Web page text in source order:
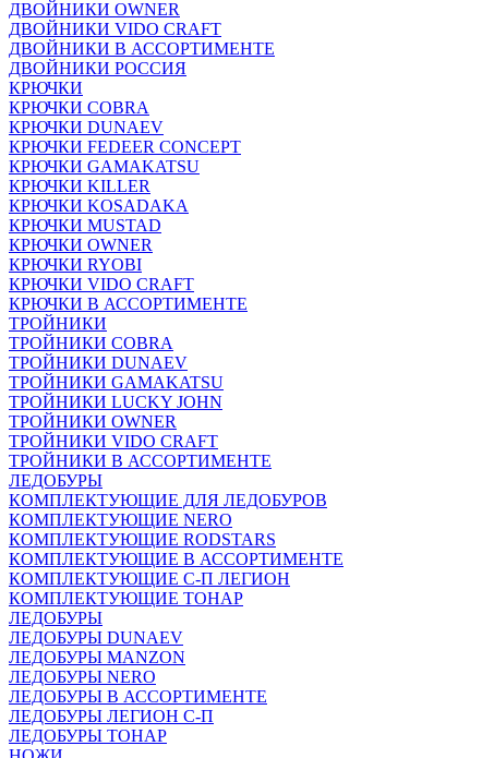
ДВОЙНИКИ OWNER
ДВОЙНИКИ VIDO CRAFT
ДВОЙНИКИ В АССОРТИМЕНТЕ
ДВОЙНИКИ РОССИЯ
КРЮЧКИ
КРЮЧКИ COBRA
КРЮЧКИ DUNAEV
КРЮЧКИ FEDEER CONCEPT
КРЮЧКИ GAMAKATSU
КРЮЧКИ KILLER
КРЮЧКИ KOSADAKA
КРЮЧКИ MUSTAD
КРЮЧКИ OWNER
КРЮЧКИ RYOBI
КРЮЧКИ VIDO CRAFT
КРЮЧКИ В АССОРТИМЕНТЕ
ТРОЙНИКИ
ТРОЙНИКИ COBRA
ТРОЙНИКИ DUNAEV
ТРОЙНИКИ GAMAKATSU
ТРОЙНИКИ LUCKY JOHN
ТРОЙНИКИ OWNER
ТРОЙНИКИ VIDO CRAFT
ТРОЙНИКИ В АССОРТИМЕНТЕ
ЛЕДОБУРЫ
КОМПЛЕКТУЮЩИЕ ДЛЯ ЛЕДОБУРОВ
КОМПЛЕКТУЮЩИЕ NERO
КОМПЛЕКТУЮЩИЕ RODSTARS
КОМПЛЕКТУЮЩИЕ В АССОРТИМЕНТЕ
КОМПЛЕКТУЮЩИЕ С-П ЛЕГИОН
КОМПЛЕКТУЮЩИЕ ТОНАР
ЛЕДОБУРЫ
ЛЕДОБУРЫ DUNAEV
ЛЕДОБУРЫ MANZON
ЛЕДОБУРЫ NERO
ЛЕДОБУРЫ В АССОРТИМЕНТЕ
ЛЕДОБУРЫ ЛЕГИОН С-П
ЛЕДОБУРЫ ТОНАР